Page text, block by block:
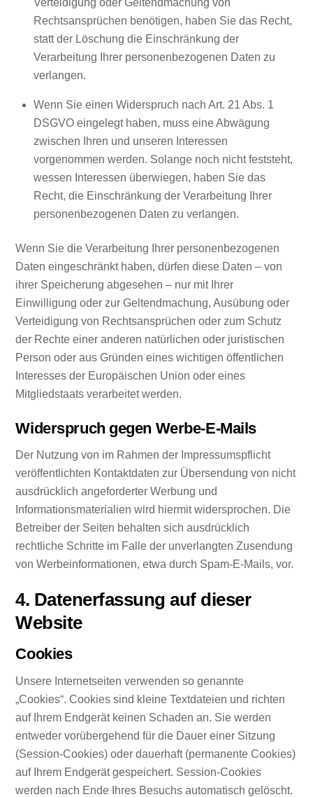
Verteidigung oder Geltendmachung von
Rechtsansprüchen benötigen, haben Sie das Recht,
statt der Löschung die Einschränkung der
Verarbeitung Ihrer personenbezogenen Daten zu
verlangen.
Wenn Sie einen Widerspruch nach Art. 21 Abs. 1
DSGVO eingelegt haben, muss eine Abwägung
zwischen Ihren und unseren Interessen
vorgenommen werden. Solange noch nicht feststeht,
wessen Interessen überwiegen, haben Sie das
Recht, die Einschränkung der Verarbeitung Ihrer
personenbezogenen Daten zu verlangen.
Wenn Sie die Verarbeitung Ihrer personenbezogenen
Daten eingeschränkt haben, dürfen diese Daten – von
ihrer Speicherung abgesehen – nur mit Ihrer
Einwilligung oder zur Geltendmachung, Ausübung oder
Verteidigung von Rechtsansprüchen oder zum Schutz
der Rechte einer anderen natürlichen oder juristischen
Person oder aus Gründen eines wichtigen öffentlichen
Interesses der Europäischen Union oder eines
Mitgliedstaats verarbeitet werden.
Widerspruch gegen Werbe-E-Mails
Der Nutzung von im Rahmen der Impressumspflicht
veröffentlichten Kontaktdaten zur Übersendung von nicht
ausdrücklich angeforderter Werbung und
Informationsmaterialien wird hiermit widersprochen. Die
Betreiber der Seiten behalten sich ausdrücklich
rechtliche Schritte im Falle der unverlangten Zusendung
von Werbeinformationen, etwa durch Spam-E-Mails, vor.
4. Datenerfassung auf dieser
Website
Cookies
Unsere Internetseiten verwenden so genannte
„Cookies“. Cookies sind kleine Textdateien und richten
auf Ihrem Endgerät keinen Schaden an. Sie werden
entweder vorübergehend für die Dauer einer Sitzung
(Session-Cookies) oder dauerhaft (permanente Cookies)
auf Ihrem Endgerät gespeichert. Session-Cookies
werden nach Ende Ihres Besuchs automatisch gelöscht.